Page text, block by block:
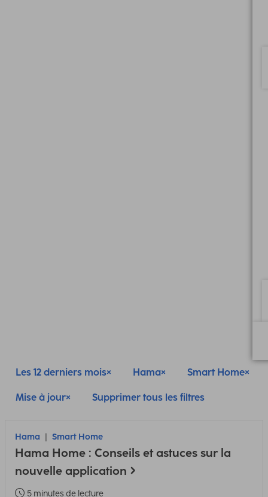
Les 12 derniers mois Hama Smart Home
Mise à jour Supprimer tous les filtres
Hama Smart Home
Hama Home : Conseils et astuces sur la
nouvelle application
5 minutes de lecture